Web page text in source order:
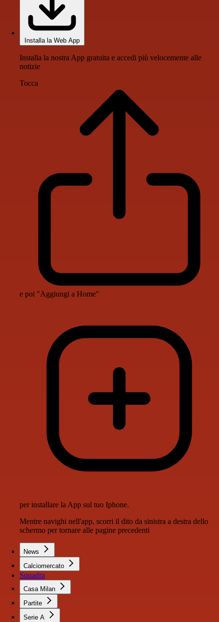
Installa la Web App
Installa la nostra App gratuita e accedi più velocemente alle
notizie
Tocca
e poi "Aggiungi a Home"
per installare la App sul tuo Iphone.
Mentre navighi nell'app, scorri il dito da sinistra a destra dello
schermo per tornare alle pagine precedenti
News
Calciomercato
Squadra
Casa Milan
Partite
Serie A